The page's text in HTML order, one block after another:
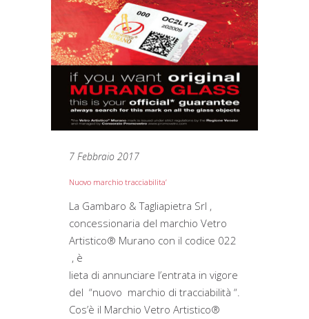
7 Febbraio 2017
Nuovo marchio tracciabilita’
La Gambaro & Tagliapietra Srl ,
concessionaria del marchio Vetro
Artistico® Murano con il codice 022
, è
lieta di annunciare l’entrata in vigore
del “nuovo marchio di tracciabilità “.
Cos’è il Marchio Vetro Artistico®